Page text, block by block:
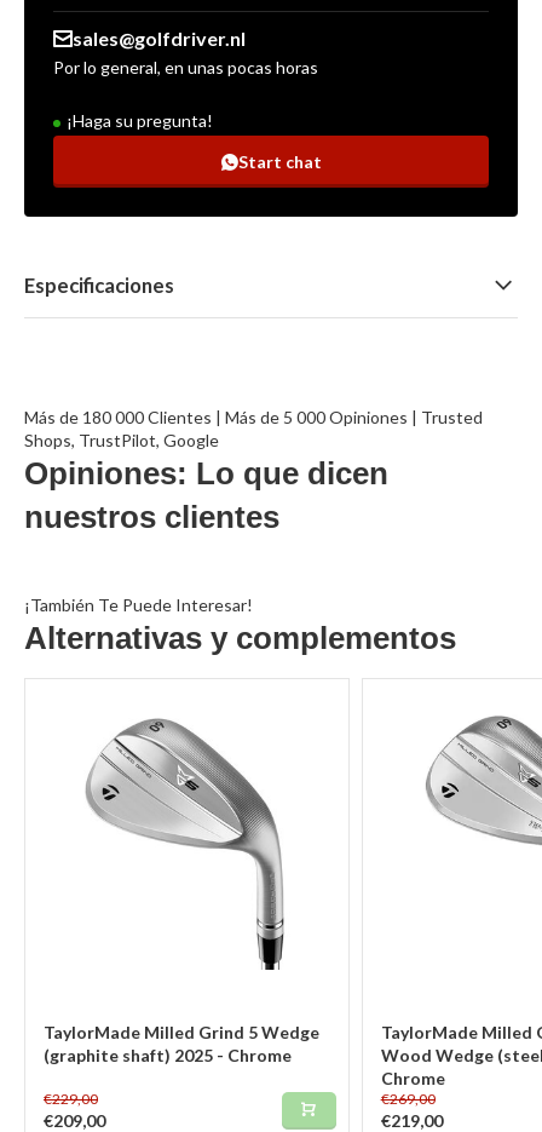
sales@golfdriver.nl
Por lo general, en unas pocas horas
¡Haga su pregunta!
Start chat
Especificaciones
Más de 180 000 Clientes | Más de 5 000 Opiniones | Trusted
Shops, TrustPilot, Google
Opiniones: Lo que dicen
nuestros clientes
¡También Te Puede Interesar!
Alternativas y complementos
TaylorMade Milled Grind 5 Wedge
(graphite shaft) 2025 - Chrome
€229,00
€209,00
TaylorMade Milled
Wood Wedge
Chrome
€269,00
€219,00